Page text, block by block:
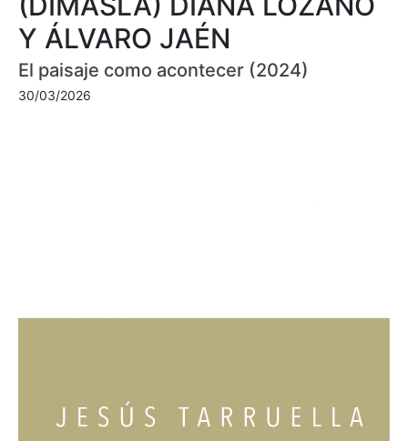
Y ÁLVARO JAÉN
El paisaje como acontecer (2024)
30/03/2026